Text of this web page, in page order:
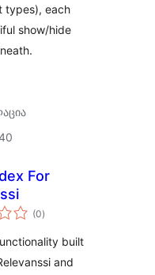
types), each
show/hide
For
(0საერთო
რეიტინგი
)
built
and